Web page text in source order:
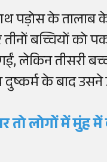
पड़ोस के तालाब
बच्चियों को
लेकिन तीसरी
के बाद उसने
तो लोगों में मुंह